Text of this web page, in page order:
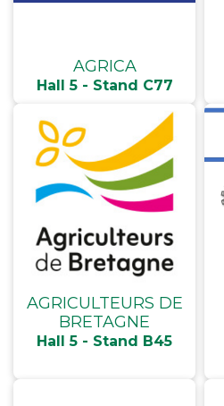
AGRICA
Hall 5 - Stand C77
AGRICULTEURS DE
BRETAGNE
Hall 5 - Stand B45